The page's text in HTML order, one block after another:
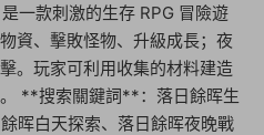
一款刺激的生存 RPG 冒險遊
資、擊敗怪物、升級成長；夜
。玩家可利用收集的材料建造
**搜索關鍵詞**：落日餘晖生
晖白天探索、落日餘晖夜晚戰